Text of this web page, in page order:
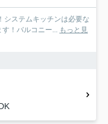
システムキッチンは必要な
！バルコニー... もっと見